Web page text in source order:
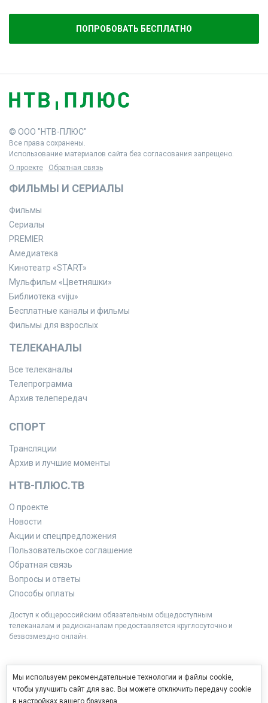
ПОПРОБОВАТЬ БЕСПЛАТНО
© ООО "НТВ-ПЛЮС"
Все права сохранены.
Использование материалов сайта без согласования запрещено.
О проекте
Обратная связь
ФИЛЬМЫ И СЕРИАЛЫ
Фильмы
Сериалы
PREMIER
Амедиатека
Кинотеатр «START»
Мульфильм «Цветняшки»
Библиотека «viju»
Бесплатные каналы и фильмы
Фильмы для взрослых
ТЕЛЕКАНАЛЫ
Все телеканалы
Телепрограмма
Архив телепередач
СПОРТ
Трансляции
Архив и лучшие моменты
НТВ-ПЛЮС.ТВ
О проекте
Новости
Акции и спецпредложения
Пользовательское соглашение
Обратная связь
Вопросы и ответы
Способы оплаты
Доступ к общероссийским обязательным общедоступным
телеканалам и радиоканалам предоставляется круглосуточно и
безвозмездно онлайн.
Мы используем рекомендательные технологии и файлы cookie,
чтобы улучшить сайт для вас. Вы можете отключить передачу cookie
в настройках вашего браузера